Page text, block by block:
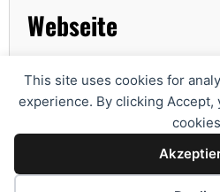
This site uses cookies for
experience. By clicking
Webseite
www.gericke.net
Downloads